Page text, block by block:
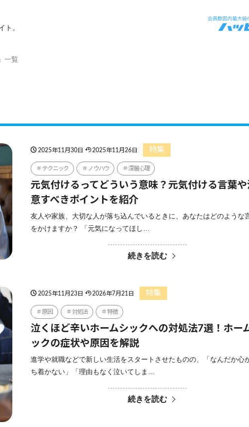
ト。
一覧
2025年11月30日 2025年11月26日 特集
テクニック ノウハウ 深層心理
元気付けるってどういう意味？元気付ける言葉や
意すべきポイントを紹介
友人や家族、大切な人が落ち込んでいるときに、あなたはどのような
をかけますか？ 「元気になってほし…
続きを読む
2025年11月23日 2026年7月21日 特集
原因 対処法 特徴
泣くほど辛いホームシックへの対処法7選！ホー
ックの症状や原因を解説
進学や就職などで新しい生活をスタートさせたものの、「なんだか心
ち着かない」「理由もなく泣いてしま…
続きを読む